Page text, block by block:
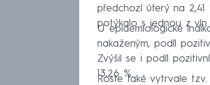
předchozí úterý na
potýkalo s jednou z vln
U epidemiologické
nakaženým, podíl
Zvýšil se i podíl
13,26 %.
Roste také vytrvale